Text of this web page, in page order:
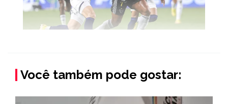
Você também pode gostar: